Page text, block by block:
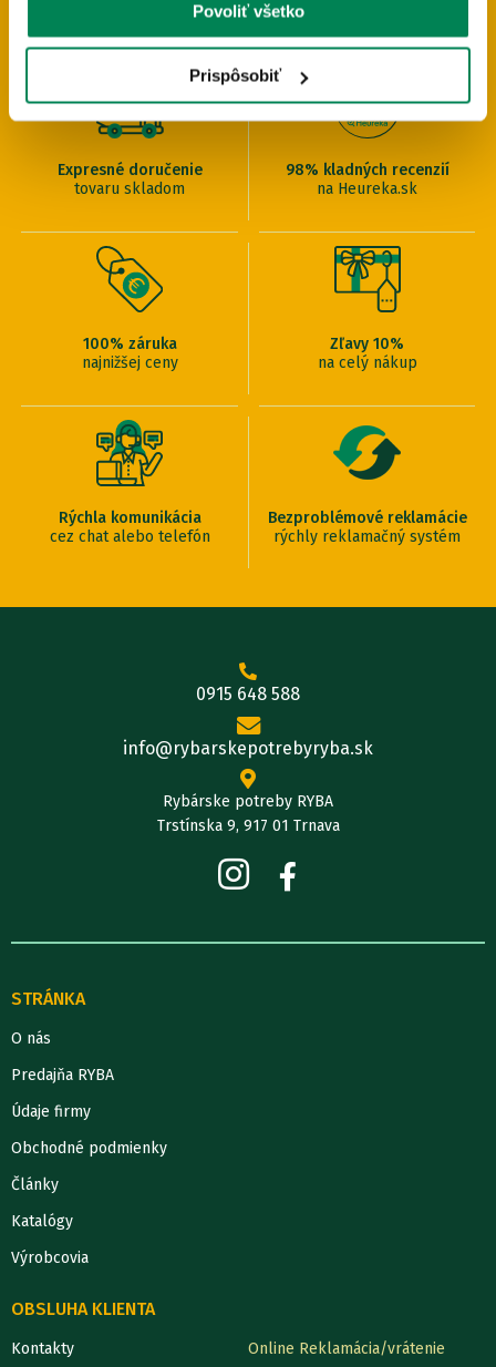
Povoliť všetko
Prispôsobiť
PREČO U NÁS NAKUPOVAŤ
Expresné doručenie
tovaru skladom
98% kladných recenzií
na Heureka.sk
100% záruka
najnižšej ceny
Zľavy 10%
na celý nákup
Rýchla komunikácia
cez chat alebo telefón
Bezproblémové reklamácie
rýchly reklamačný systém
0915 648 588
info@rybarskepotrebyryba.sk
Rybárske potreby RYBA
Trstínska 9, 917 01 Trnava
STRÁNKA
O nás
Predajňa RYBA
Údaje firmy
Obchodné podmienky
Články
Katalógy
Výrobcovia
OBSLUHA KLIENTA
Kontakty Online Reklamácia/vrátenie